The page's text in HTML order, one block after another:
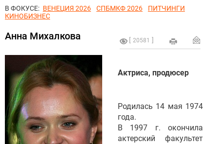
В ФОКУСЕ: ВЕНЕЦИЯ 2026 СПБМКФ 2026
ПИТЧИНГИ
КИНОБИЗНЕС
20581
Анна Михалкова
Актриса, продюсер
Родилась 14 мая 1974
года.
В 1997 г. окончила
актерский факультет